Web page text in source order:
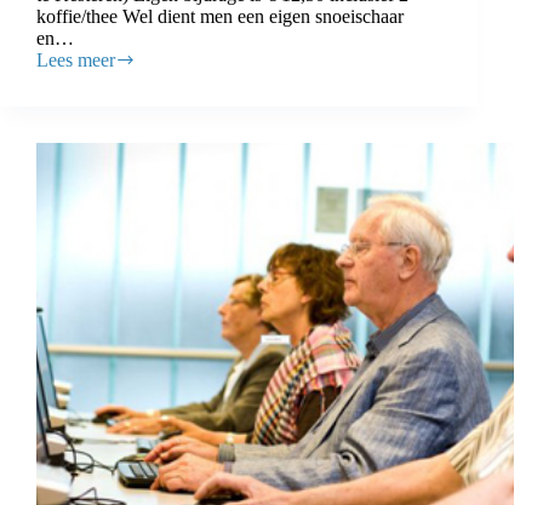
koffie/thee Wel dient men een eigen snoeischaar
en…
Lees meer
Paasstukje
Huis
Kesteren,